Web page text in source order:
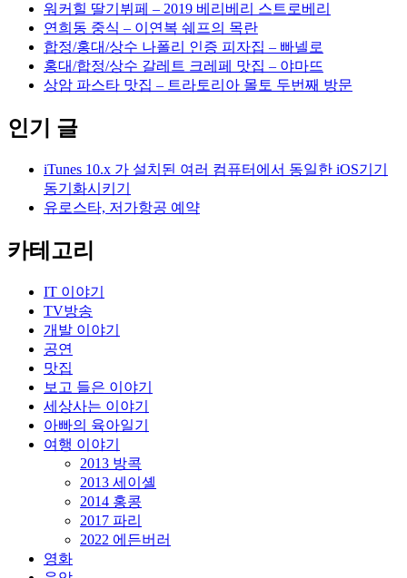
워커힐 딸기뷔페 – 2019 베리베리 스트로베리
연희동 중식 – 이연복 쉐프의 목란
합정/홍대/상수 나폴리 인증 피자집 – 빠넬로
홍대/합정/상수 갈레트 크레페 맛집 – 야마뜨
상암 파스타 맛집 – 트라토리아 몰토 두번째 방문
인기 글
iTunes 10.x 가 설치된 여러 컴퓨터에서 동일한 iOS기기
동기화시키기
유로스타, 저가항공 예약
카테고리
IT 이야기
TV방송
개발 이야기
공연
맛집
보고 들은 이야기
세상사는 이야기
아빠의 육아일기
여행 이야기
2013 방콕
2013 세이셸
2014 홍콩
2017 파리
2022 에든버러
영화